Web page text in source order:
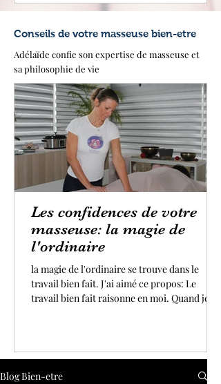
propose de passer en revue les bienfaits de
Conseils de votre masseuse bien-etre
Adélaïde confie son expertise de masseuse et
sa philosophie de vie
Les confidences de votre
masseuse: la magie de
l'ordinaire
la magie de l'ordinaire se trouve dans le
travail bien fait. J'ai aimé ce propos: Le
travail bien fait raisonne en moi. Quand je
même dans ses actions est une des clés du
bonheur. Quand je ressens l'apaisement, la
Blog Bien-etre